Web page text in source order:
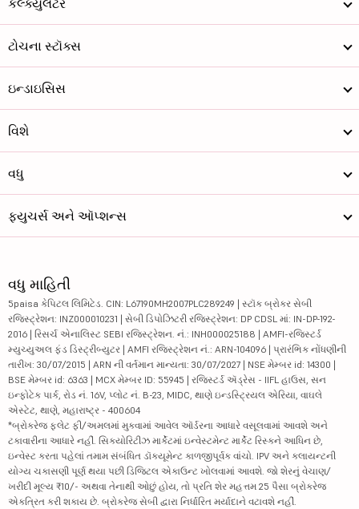
ટોચના સ્ટૉક્સ
ઇન્ડાઇસિસ
વિશે
વધુ
ફ્યુચર્સ અને ઑપ્શન્સ
વધુ માહિતી
5paisa કેપિટલ લિમિટેડ. CIN: L67190MH2007PLC289249 | સ્ટૉક બ્રોકર સેબી
રજિસ્ટ્રેશન: INZ000010231 | સેબી ડિપોઝિટરી રજિસ્ટ્રેશન: DP CDSL માં: IN-DP-192-
2016 | રિસર્ચ એનાલિસ્ટ SEBI રજિસ્ટ્રેશન. નં.: INH000025188 | AMFI-રજિસ્ટર્ડ
મ્યુચ્યુઅલ ફંડ ડિસ્ટ્રીબ્યુટર | AMFI રજિસ્ટ્રેશન નં.: ARN-104096 | પ્રારંભિક નોંધણીની
તારીખ: 30/07/2015 | ARN ની વર્તમાન માન્યતા: 30/07/2027 | NSE મેમ્બર id: 14300 |
BSE મેમ્બર id: 6363 | MCX મેમ્બર ID: 55945 | રજિસ્ટર્ડ ઍડ્રેસ - IIFL હાઉસ, સન
ઇન્ફોટેક પાર્ક, રોડ નં. 16V, પ્લોટ નં. B-23, MIDC, થાણે ઇન્ડસ્ટ્રિયલ એરિયા, વાઘલે
એસ્ટેટ, થાણે, મહારાષ્ટ્ર - 400604
*બ્રોકરેજ ફ્લેટ ફી/અમલમાં મુકવામાં આવેલ ઑર્ડરના આધારે વસૂલવામાં આવશે અને
ટકાવારીના આધારે નહીં. સિક્યોરિટીઝ માર્કેટમાં ઇન્વેસ્ટમેન્ટ માર્કેટ રિસ્કને આધિન છે,
ઇન્વેસ્ટ કરતા પહેલાં તમામ સંબંધિત ડૉક્યૂમેન્ટ કાળજીપૂર્વક વાંચો. IPV અને ક્લાયન્ટની
યોગ્ય ચકાસણી પૂર્ણ થયા પછી ડિજિટલ એકાઉન્ટ ખોલવામાં આવશે. જો શેરનું વેચાણ/
ખરીદી મૂલ્ય ₹10/- અથવા તેનાથી ઓછું હોય, તો પ્રતિ શેર મહત્તમ 25 પૈસા બ્રોકરેજ
એકત્રિત કરી શકાય છે. બ્રોકરેજ સેબી દ્વારા નિર્ધારિત મર્યાદાને વટાવશે નહીં.